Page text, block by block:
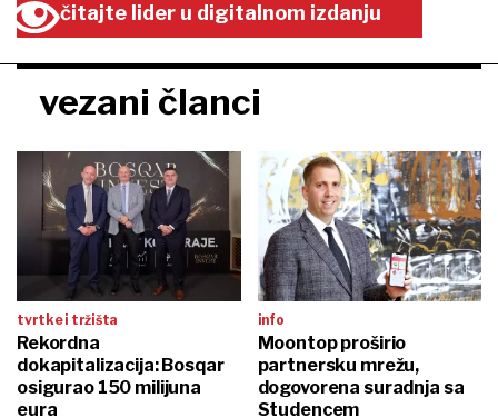
čitajte lider u digitalnom izdanju
vezani članci
tvrtke i tržišta
Rekordna
dokapitalizacija: Bosqar
osigurao 150 milijuna
eura
info
Moontop proširio
partnersku mrežu,
dogovorena suradnja sa
Studencem